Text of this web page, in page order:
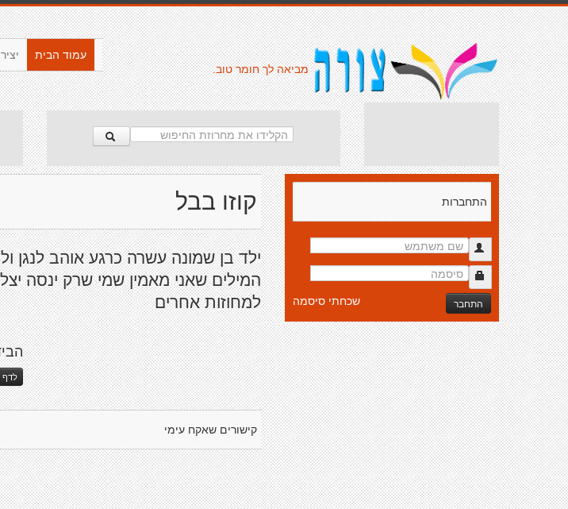
עמוד הבית
מביאה לך חומר טוב.
קוזו בבל
ילד בן שמונה עשרה כרגע אוהב לנגן
המילים שאני מאמין שמי שרק ינסה
למחוזות אחרים
לדף
קישורים שאקח עימי
התחברות
התחבר שכחתי סיסמה